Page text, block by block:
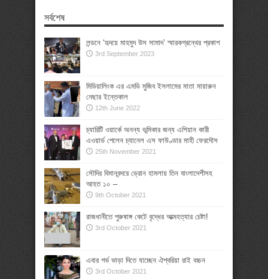
সর্বশেষ
লন্ডনে ‘হৃদয়ে মাহমুদ উস সামাদ’ স্মারকগ্রন্থের প্রকাশ
3rd September 2023
মিডিয়ালিংক এর এমডি মুজিব ইসলামের মাতা মায়ারুন
নেছার ইন্তেকাল
12th June 2022
চ্যারিটি ওয়ার্কে অনন্য ভূমিকার জন্য এশিয়ান কারী
এওয়ার্ড পেলেন চ্যানেল এস ফাউণ্ডার মাহী ফেরদৌস
25th November 2021
সৌদির বিমানবন্দরে ড্রোন হামলায় তিন বাংলাদেশীসহ
আহত ১০ –
9th October 2021
রাজধানীতে পুরুষাঙ্গ কেটে বৃদ্ধের আত্মহত্যার চেষ্টা!
3rd October 2021
এবার গর্ভ ভাড়া দিতে যাচ্ছেন ঐশ্বরিয়া রাই বচ্চন
3rd October 2021